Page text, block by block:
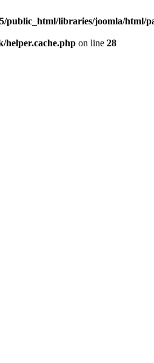
public_html/libraries/joomla/html/
helper.cache.php on line 28